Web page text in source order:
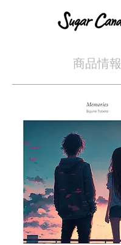
​商品情報